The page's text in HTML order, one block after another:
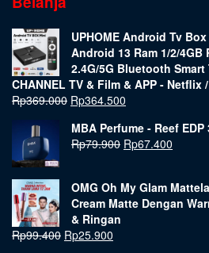
UPHOME Android Tv
Android 13 Ram 1/2/4GB
2.4G/5G Bluetooth
CHANNEL TV & Film & APP - Netflix
Rp369.000 Rp364.500
MBA Perfume - Reef EDP
Rp79.900 Rp67.400
OMG Oh My Glam
Cream Matte Dengan
& Ringan
Rp99.400 Rp25.900